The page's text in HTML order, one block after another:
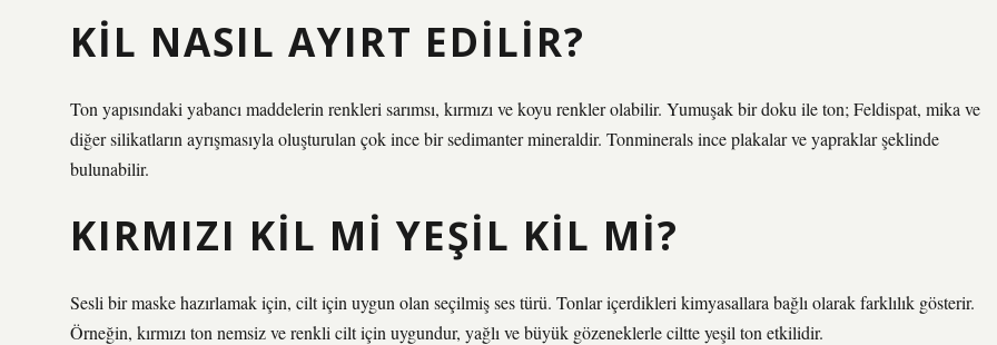
KIL NASIL AYIRT EDILIR?
Ton yapısındaki yabancı maddelerin renkleri sarımsı, kırmızı ve koyu renkler olabilir. Yumuşak bir doku ile ton; Feldispat, mika ve
diğer silikatların ayrışmasıyla oluşturulan çok ince bir sedimanter mineraldir. Tonminerals ince plakalar ve yapraklar şeklinde
bulunabilir.
KIRMIZI KIL MI YEŞIL KIL MI?
Sesli bir maske hazırlamak için, cilt için uygun olan seçilmiş ses türü. Tonlar içerdikleri kimyasallara bağlı olarak farklılık gösterir.
Örneğin, kırmızı ton nemsiz ve renkli cilt için uygundur, yağlı ve büyük gözeneklerle ciltte yeşil ton etkilidir.